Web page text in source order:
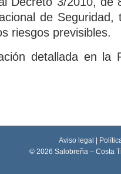
de Seguridad,
riesgos previsibles.
detallada en la
Aviso legal |
© 2026 Salobreña – Costa